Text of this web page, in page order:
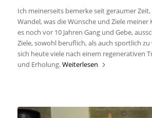
Ich meinerseits bemerke seit geraumer
Wandel, was die Wünsche und Ziele meiner
es noch vor 10 Jahren Gang und Gebe,
Ziele, sowohl beruflich, als auch sportlich
sich heute viele nach einem regenerativen
und Erholung.Weiterlesen